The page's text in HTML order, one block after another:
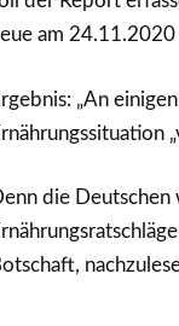
am 24.11.2020
„An
die